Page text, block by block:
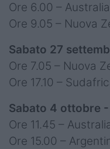
Ore 6.00 –
Ore 9.05 – Nuova
Sabato 27
Ore 7.05 – Nuova
Ore 17.10 –
Sabato 4 ottobre
Ore 11.45 –
Ore 15.00 –